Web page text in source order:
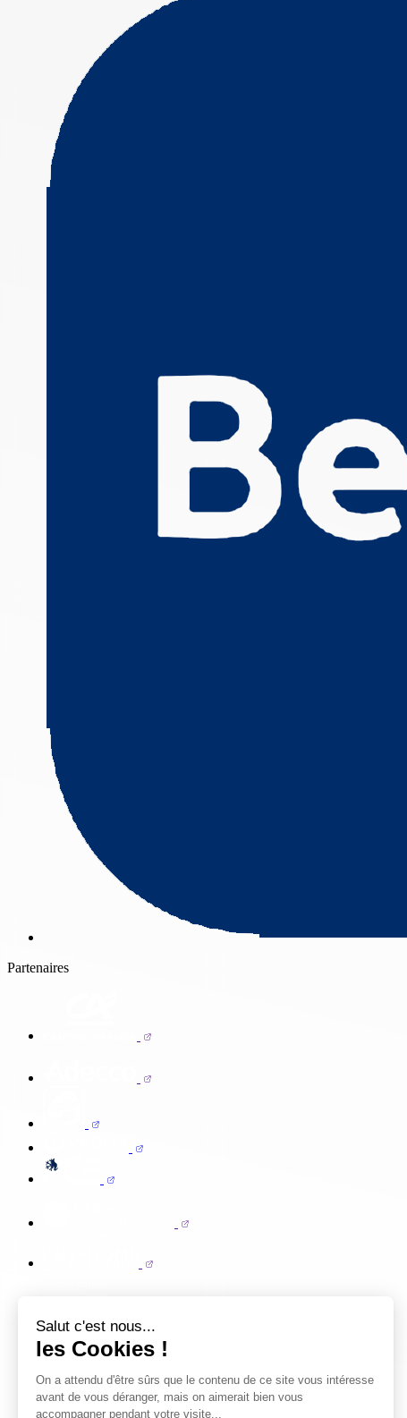
Salut c'est nous...
les Cookies !
On a attendu d'être sûrs que le contenu de ce site vous intéresse
avant de vous déranger, mais on aimerait bien vous
accompagner pendant votre visite...
Partenaires